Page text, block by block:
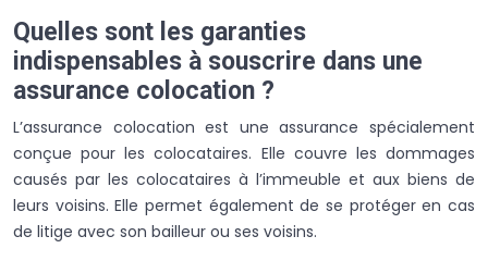
Quelles sont les garanties
indispensables à souscrire dans une
assurance colocation ?
L’assurance colocation est une assurance spécialement
conçue pour les colocataires. Elle couvre les dommages
causés par les colocataires à l’immeuble et aux biens de
leurs voisins. Elle permet également de se protéger en cas
de litige avec son bailleur ou ses voisins.